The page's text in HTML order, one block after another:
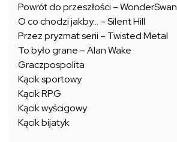
Powrót do przeszłości – WonderSwan
O co chodzi jakby… – Silent Hill
Przez pryzmat serii – Twisted Metal
To było grane – Alan Wake
Graczpospolita
Kącik sportowy
Kącik RPG
Kącik wyścigowy
Kącik bijatyk